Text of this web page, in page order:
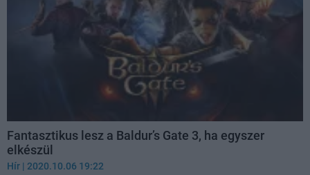
Fantasztikus lesz a Baldur’s Gate 3, ha egyszer
elkészül
Hír | 2020.10.06 19:22